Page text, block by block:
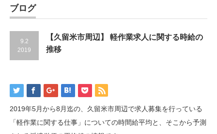
ブログ
9.2
2019
【久留米市周辺】 軽作業求人に関する時給の
推移
2019年5月から8月迄の、久留米市周辺で求人募集を行っている
「軽作業に関する仕事」についての時間給平均と、そこから予測